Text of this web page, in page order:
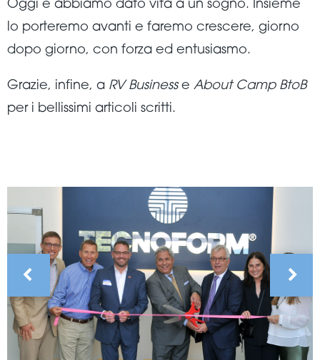
Oggi è abbiamo dato vita a un sogno. Insieme
lo porteremo avanti e faremo crescere, giorno
dopo giorno, con forza ed entusiasmo.
Grazie, infine, a RV Businesse About Camp BtoB
per i bellissimi articoli scritti.